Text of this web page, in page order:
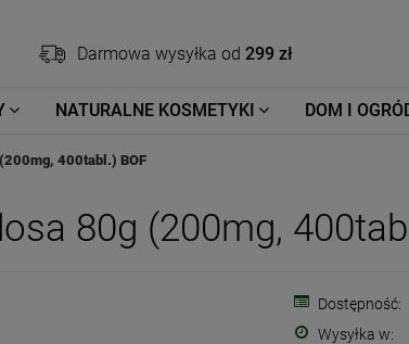
Darmowa wysyłka od 299 zł
NATURALNE KOSMETYKI DOM I
400tabl.) BOF
80g (200mg,
Dostępność:
Wysyłka w: